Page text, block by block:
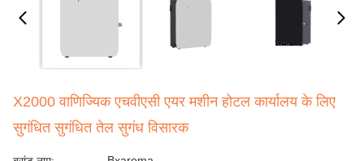
X2000 वाणिज्यिक एचवीएसी एयर मशीन होटल कार्यालय के लिए
सुगंधित सुगंधित तेल सुगंध विसारक